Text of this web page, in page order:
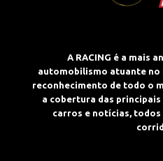
A RACING é a mais
automobilismo atuante no
reconhecimento de todo o
a cobertura das
carros e notícias, todos